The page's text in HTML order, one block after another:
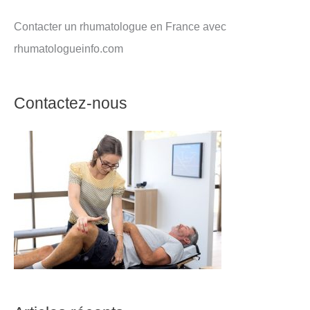
Contacter un rhumatologue en France avec
rhumatologueinfo.com
Contactez-nous